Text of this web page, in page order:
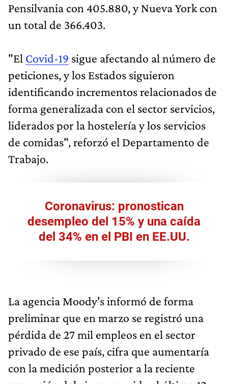
Pensilvania con 405.880, y Nueva York con
un total de 366.403.
"El Covid-19 sigue afectando al número de
peticiones, y los Estados siguieron
identificando incrementos relacionados de
forma generalizada con el sector servicios,
liderados por la hostelería y los servicios
de comidas", reforzó el Departamento de
Trabajo.
Coronavirus: pronostican
desempleo del 15% y una caída
del 34% en el PBI en EE.UU.
La agencia Moody's informó de forma
preliminar que en marzo se registró una
pérdida de 27 mil empleos en el sector
privado de ese país, cifra que aumentaría
con la medición posterior a la reciente